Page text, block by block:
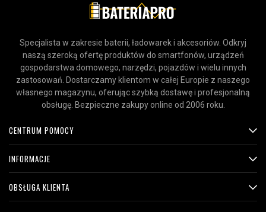
Typ złącza: HDMI (wtyk)
Sprawdź, co oznaczają poszczególne parametry
Specjalista w zakresie baterii, ładowarek i akcesoriów. Odkryj
naszą szeroką ofertę produktów do smartfonów, urządzeń
gospodarstwa domowego, narzędzi, pojazdów i wielu innych
zastosowań. Dostarczamy klientom w całej Europie z naszego
własnego magazynu, oferując szybką dostawę i profesjonalną
obsługę. Bezpieczne zakupy online od 2006 roku.
CENTRUM POMOCY
INFORMACJE
OBSŁUGA KLIENTA